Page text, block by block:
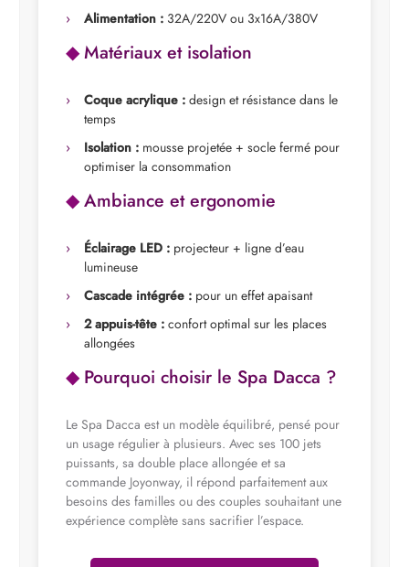
Alimentation : 32A/220V ou 3x16A/380V
Matériaux et isolation
Coque acrylique : design et résistance dans le
temps
Isolation : mousse projetée + socle fermé pour
optimiser la consommation
Ambiance et ergonomie
Éclairage LED : projecteur + ligne d’eau
lumineuse
Cascade intégrée : pour un effet apaisant
2 appuis-tête : confort optimal sur les places
allongées
Pourquoi choisir le Spa Dacca ?
Le Spa Dacca est un modèle équilibré, pensé pour
un usage régulier à plusieurs. Avec ses 100 jets
puissants, sa double place allongée et sa
commande Joyonway, il répond parfaitement aux
besoins des familles ou des couples souhaitant une
expérience complète sans sacrifier l’espace.